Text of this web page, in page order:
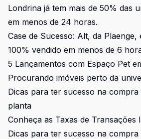
Londrina já tem mais de 50% das
em menos de 24 horas.
Case de Sucesso: Alt, da Plaenge,
100% vendido em menos de 6
5 Lançamentos com Espaço Pet
Procurando imóveis perto da
Dicas para ter sucesso na
planta
Conheça as Taxas de Transações
Dicas para ter sucesso na compra